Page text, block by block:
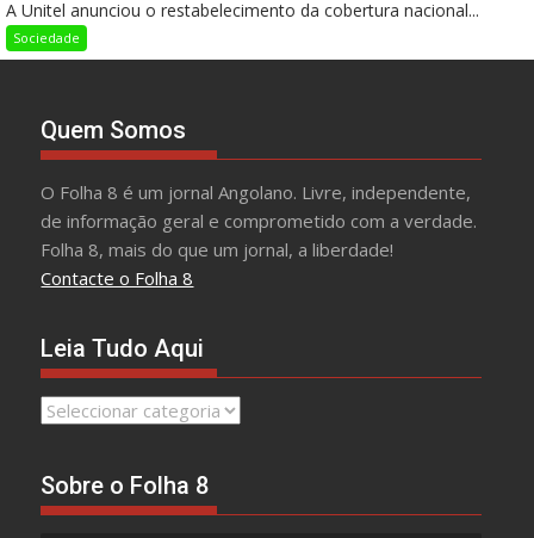
A Unitel anunciou o restabelecimento da cobertura nacional...
Sociedade
Quem Somos
O Folha 8 é um jornal Angolano. Livre, independente,
de informação geral e comprometido com a verdade.
Folha 8, mais do que um jornal, a liberdade!
Contacte o Folha 8
Leia Tudo Aqui
Leia
Sobre o Folha 8